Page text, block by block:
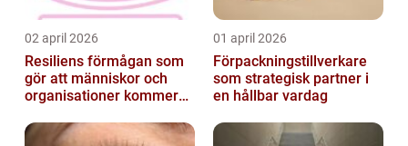
02 april 2026
Resiliens förmågan som
gör att människor och
organisationer kommer
01 april 2026
Förpackningstillverkare
som strategisk partner i
en hållbar vardag